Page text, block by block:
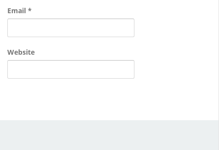
Email *
Website